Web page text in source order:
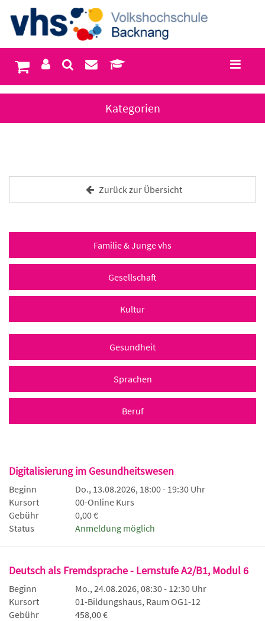
Kategorien
Zurück zur Übersicht
Familie & Junge vhs
Gesellschaft
Kultur
Gesundheit
Sprachen
Beruf
Digitalisierung im Gesundheitswesen
Beginn
Do., 13.08.2026, 18:00 - 19:30 Uhr
Kursort
00-Online Kurs
Gebühr
0,00 €
Status
Anmeldung möglich
Deutsch als Fremdsprache - Lernstufe A2/B1, Modul 6
Beginn
Mo., 24.08.2026, 08:30 - 12:30 Uhr
Kursort
01-Bildungshaus, Raum OG1-12
Gebühr
458,00 €